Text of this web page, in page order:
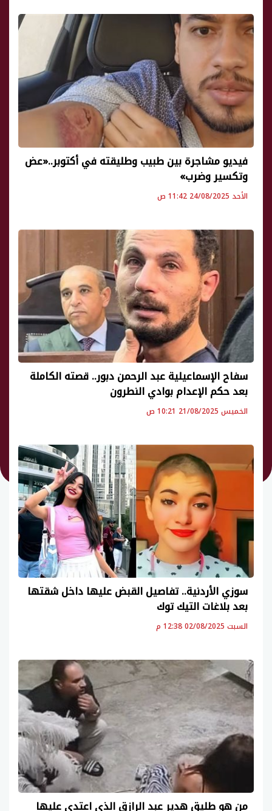
فيديو مشاجرة بين طبيب وطليقته في أكتوبر..«عض
وتكسير وضرب»
الأحد 24/08/2025 11:42 ص
سفاح الإسماعيلية عبد الرحمن دبور.. قصته الكاملة
بعد حكم الإعدام بوادي النطرون
الخميس 21/08/2025 10:21 ص
سوزي الأردنية.. تفاصيل القبض عليها داخل شقتها
بعد بلاغات التيك توك
السبت 02/08/2025 12:38 م
من هو طليق هدير عبد الرازق الذي اعتدى عليها